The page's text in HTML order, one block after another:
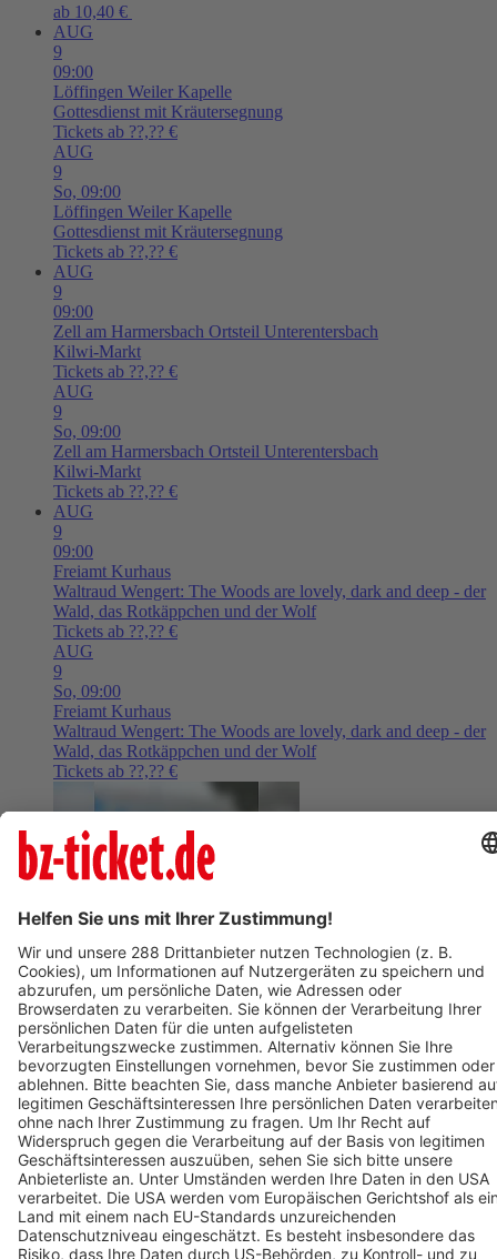
ab 10,40 €
AUG
9
09:00
Löffingen Weiler Kapelle
Gottesdienst mit Kräutersegnung
Tickets ab ??,?? €
AUG
9
So, 09:00
Löffingen Weiler Kapelle
Gottesdienst mit Kräutersegnung
Tickets ab ??,?? €
AUG
9
09:00
Zell am Harmersbach Ortsteil Unterentersbach
Kilwi-Markt
Tickets ab ??,?? €
AUG
9
So, 09:00
Zell am Harmersbach Ortsteil Unterentersbach
Kilwi-Markt
Tickets ab ??,?? €
AUG
9
09:00
Freiamt Kurhaus
Waltraud Wengert: The Woods are lovely, dark and deep - der
Wald, das Rotkäppchen und der Wolf
Tickets ab ??,?? €
AUG
9
So, 09:00
Freiamt Kurhaus
Waltraud Wengert: The Woods are lovely, dark and deep - der
Wald, das Rotkäppchen und der Wolf
Tickets ab ??,?? €
AUG
9
09:00
BERLIN Mauerpark Berlin
Graffitiworkshop im Mauerpark
ab 105,01 €
AUG
9